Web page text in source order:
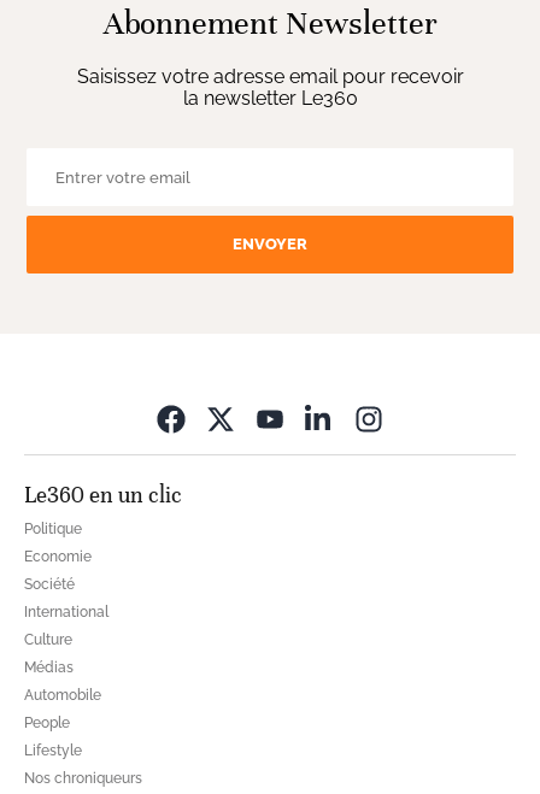
Abonnement Newsletter
Saisissez votre adresse email pour recevoir
la newsletter Le360
ENVOYER
Le360 en un clic
Politique
Economie
Société
International
Culture
Médias
Automobile
People
Lifestyle
Nos chroniqueurs